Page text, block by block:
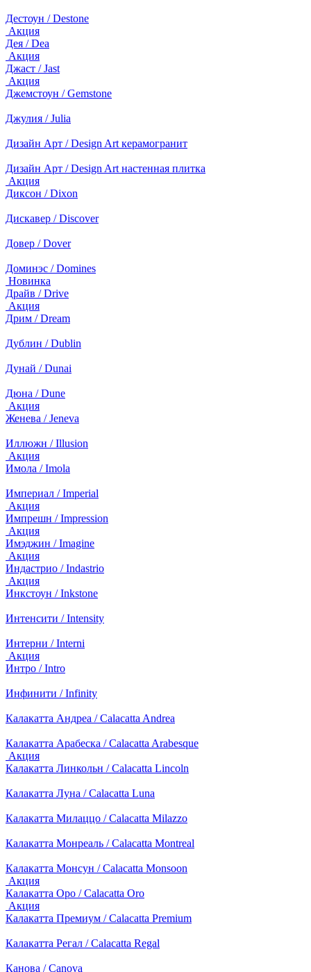
Дестоун / Destone
Акция
Дея / Dea
Акция
Джаст / Jast
Акция
Джемстоун / Gemstone
Джулия / Julia
Дизайн Арт / Design Art керамогранит
Дизайн Арт / Design Art настенная плитка
Акция
Диксон / Dixon
Дискавер / Discover
Довер / Dover
Доминэс / Domines
Новинка
Драйв / Drive
Акция
Дрим / Dream
Дублин / Dublin
Дунай / Dunai
Дюна / Dune
Акция
Женева / Jeneva
Иллюжн / Illusion
Акция
Имола / Imola
Империал / Imperial
Акция
Импрешн / Impression
Акция
Имэджин / Imagine
Акция
Индастрио / Indastrio
Акция
Инкстоун / Inkstone
Интенсити / Intensity
Интерни / Interni
Акция
Интро / Intro
Инфинити / Infinity
Калакатта Андреа / Calacatta Andrea
Калакатта Арабеска / Calacatta Arabesque
Акция
Калакатта Линкольн / Calacatta Lincoln
Калакатта Луна / Calacatta Luna
Калакатта Милаццо / Calacatta Milazzo
Калакатта Монреаль / Calacatta Montreal
Калакатта Монсун / Calacatta Monsoon
Акция
Калакатта Оро / Calacatta Oro
Акция
Калакатта Премиум / Calacatta Premium
Калакатта Регал / Calacatta Regal
Канова / Canova